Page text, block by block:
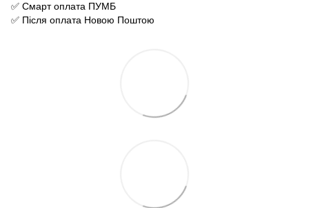
✅ Смарт оплата ПУМБ
✅ Після оплата Новою Поштою